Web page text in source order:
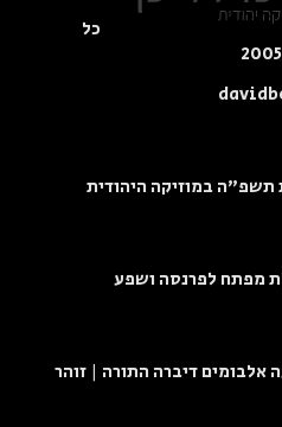
כל
תשפ"ה במוזיקה היהודית
מפתח לפרנסה ושפע
אלבומים דיברה התורה | זוהר